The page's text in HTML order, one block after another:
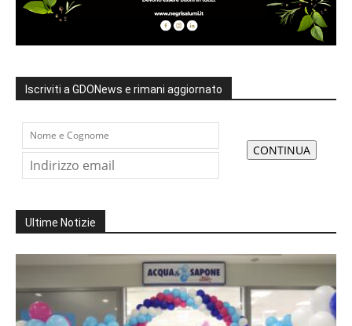
Iscriviti a GDONews e rimani aggiornato
Ultime Notizie